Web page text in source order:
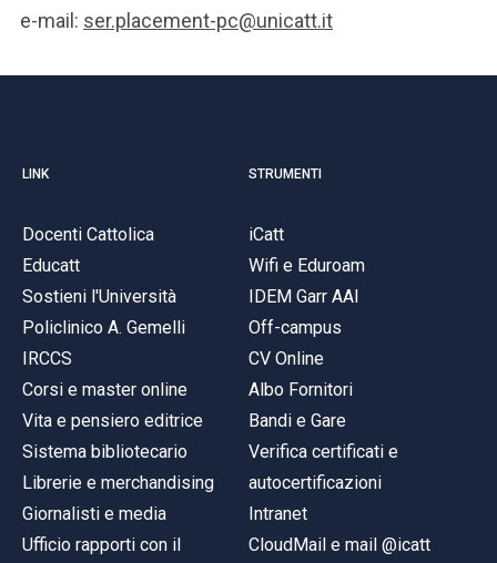
e-mail: ser.placement-pc@unicatt.it
LINK
Docenti Cattolica
Educatt
Sostieni l'Università
Policlinico A. Gemelli
IRCCS
Corsi e master online
Vita e pensiero editrice
Sistema bibliotecario
Librerie e merchandising
Giornalisti e media
Ufficio rapporti con il
STRUMENTI
iCatt
Wifi e Eduroam
IDEM Garr AAI
Off-campus
CV Online
Albo Fornitori
Bandi e Gare
Verifica certificati e
autocertificazioni
Intranet
CloudMail e mail @icatt